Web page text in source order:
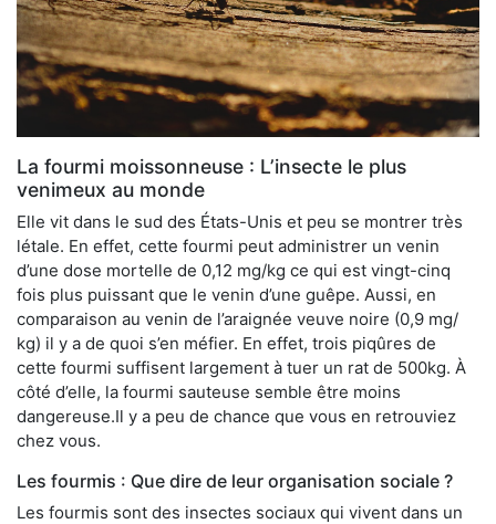
La fourmi moissonneuse : L’insecte le plus
venimeux au monde
Elle vit dans le sud des États-Unis et peu se montrer très
létale. En effet, cette fourmi peut administrer un venin
d’une dose mortelle de 0,12 mg/kg ce qui est vingt-cinq
fois plus puissant que le venin d’une guêpe. Aussi, en
comparaison au venin de l’araignée veuve noire (0,9 mg/
kg) il y a de quoi s’en méfier. En effet, trois piqûres de
cette fourmi suffisent largement à tuer un rat de 500kg. À
côté d’elle, la fourmi sauteuse semble être moins
dangereuse.Il y a peu de chance que vous en retrouviez
chez vous.
Les fourmis : Que dire de leur organisation sociale ?
Les fourmis sont des insectes sociaux qui vivent dans un